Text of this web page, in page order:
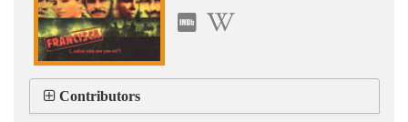
Contributors